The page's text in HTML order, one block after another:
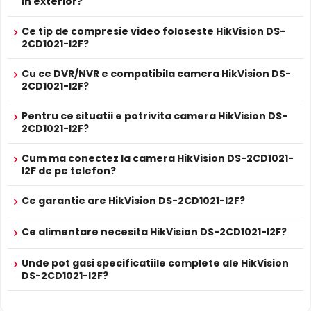
Functia BLC (Backlight Compensation) cu care este
dotata camera HikVision DS-2CD1021-I2F, permite ca
obiectele aflate pe un fundal foarte luminos (de exemplu,
in dreptul unei ferestre sau a unei usi de acces) sa fie
vizibile.
Alimentare PoE
HikVision DS-2CD1021-I2F suporta alimentare
NVR sau Switch POE
Prospect
tehnic
HikVision DS-2CD1021-I2F
* Specificatiile tehnice ale produsului HikVision DS-2CD1021-I2F au
Ce tip de compresie video foloseste HikVision DS-
2CD1021-I2F?
Cu ce DVR/NVR e compatibila camera HikVision DS-
2CD1021-I2F?
Pentru ce situatii e potrivita camera HikVision DS-
2CD1021-I2F?
Cum ma conectez la camera HikVision DS-2CD1021-
I2F de pe telefon?
Ce garantie are HikVision DS-2CD1021-I2F?
Ce alimentare necesita HikVision DS-2CD1021-I2F?
Unde pot gasi specificatiile complete ale HikVision
DS-2CD1021-I2F?